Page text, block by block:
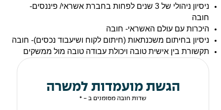
ניסיון ניהולי של 3 שנים לפחות בחברת אשראי/ פיננסים-
חובה
היכרות עם עולם האשראי- חובה
ניסיון בחיתום משכנתאות (חיתום לקוח ושיעבוד נכסים)- חובה
תקשורת בין אישית טובה ויכולת עבודה טובה מול ממשקים
הגשת מועמדות למשרה
שדות חובה מסומנים ב - *